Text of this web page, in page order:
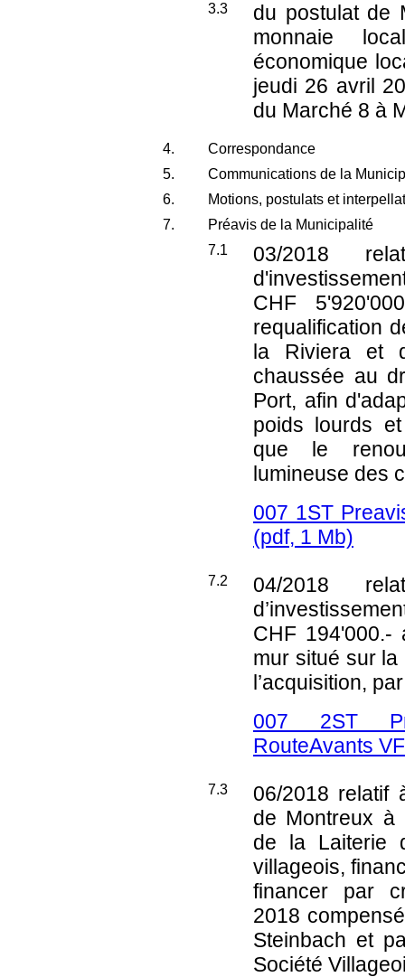
3.3
du postulat de
monnaie
économique
jeudi 26 avril
du Marché 8 à
4.
Correspondance
5.
Communications de la
6.
Motions, postulats et
7.
Préavis de la Municipalité
7.1
03/2018
CHF
requalification
la Riviera et
chaussée au
Port, afin
poids lourds
que le
lumineuse des
007 1ST
(pdf, 1 Mb)
7.2 04/2018
CHF 194'000.-
mur situé sur
l’acquisition,
007 2ST
RouteAvants
7.3 06/2018 relatif
de Montreux à
de la Laiterie
villageois,
financer par
2018
Steinbach et
Société